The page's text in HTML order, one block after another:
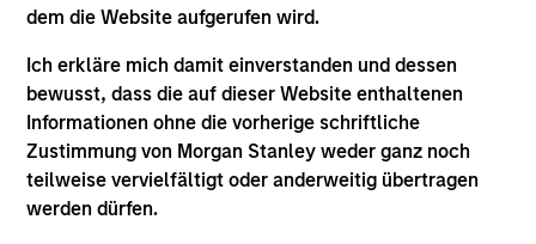
dem die Website aufgerufen wird.
Ich erkläre mich damit einverstanden und dessen
bewusst, dass die auf dieser Website enthaltenen
Informationen ohne die vorherige schriftliche
Zustimmung von Morgan Stanley weder ganz noch
teilweise vervielfältigt oder anderweitig übertragen
werden dürfen.
the investment mentioned resulted in positive performance
(for realized holdings), or will perform well in the future (for
current holdings). The trademarks and service marks above
are the property of their respective owners. The information
on this website has not been authorized, sponsored, or
otherwise approved by such owners. By clicking on any
links shown here, you agree that you are navigating to a
third party site. We are providing these hyperlinks to you
only as a convenience and the inclusion of any hyperlink is
not and does not imply any endorsement, approval,